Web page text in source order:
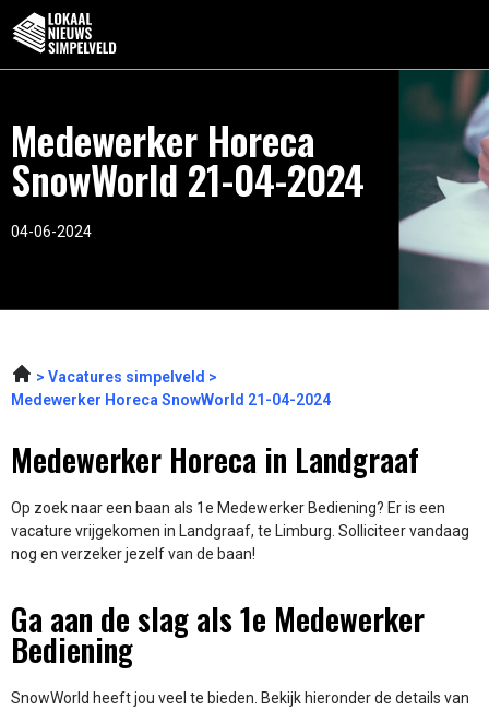
Medewerker Horeca
SnowWorld 21-04-2024
04-06-2024
Vacatures simpelveld
Medewerker Horeca SnowWorld 21-04-2024
Medewerker Horeca in Landgraaf
Op zoek naar een baan als 1e Medewerker Bediening? Er is een
vacature vrijgekomen in Landgraaf, te Limburg. Solliciteer vandaag
nog en verzeker jezelf van de baan!
Ga aan de slag als 1e Medewerker
Bediening
SnowWorld heeft jou veel te bieden. Bekijk hieronder de details van